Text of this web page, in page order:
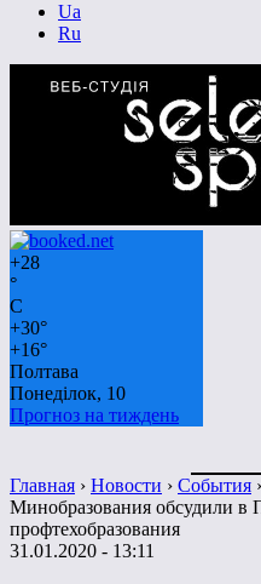
Ua
Ru
+28
°
C
+30°
+16°
Полтава
Понеділок, 10
Прогноз на тиждень
Главная › Новости › События ›
Минобразования обсудили в
профтехобразования
31.01.2020 - 13:11